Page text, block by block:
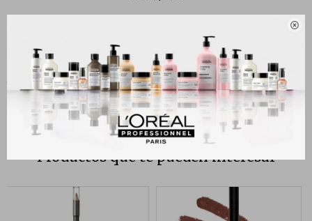

Este delineador líquido a prueba de manchas no se moverá, incluso si
lo intentas! Es para siempre y resistente al agua, ¡así que nunca
tendrás que preocuparte por lo bien que te ves!
Productos que te pueden interesar